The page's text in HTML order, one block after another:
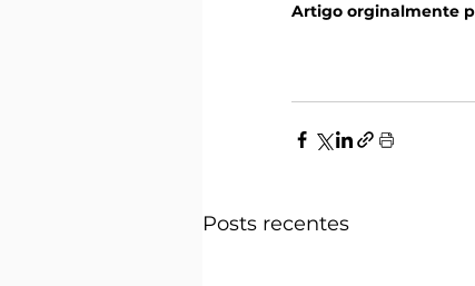
Artigo orginalmente
Posts recentes